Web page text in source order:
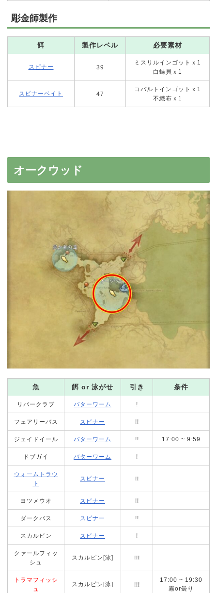
彫金師製作
餌 製作レベル 必要素材
スピナー 39
ミスリルインゴットｘ1
白蝶貝ｘ1
スピナーベイト 47
コバルトインゴットｘ1
不織布ｘ1
オークウッド
魚 餌 or 泳がせ 引き 条件
リバークラブ バターワーム !
フェアリーバス スピナー !!
ジェイドイール バターワーム !! 17:00 ~ 9:59
ドブガイ バターワーム !
ウォームトラウ
ト
スピナー !!
ヨツメウオ スピナー !!
ダークバス スピナー !!
スカルピン スピナー !
クァールフィッ
シュ
スカルピン[泳] !!!
トラマフィッシ
ュ
スカルピン[泳] !!!
17:00 ~ 19:30
霧or曇り